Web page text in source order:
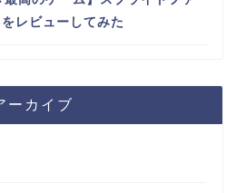
レビューしてみた
ーカイブ